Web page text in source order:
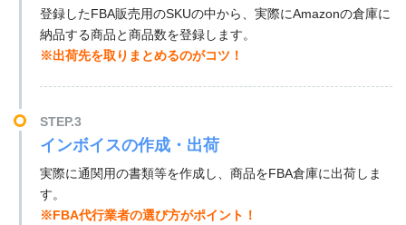
登録したFBA販売用のSKUの中から、実際にAmazonの倉庫に
納品する商品と商品数を登録します。
※出荷先を取りまとめるのがコツ！
STEP.3
インボイスの作成・出荷
実際に通関用の書類等を作成し、商品をFBA倉庫に出荷しま
す。
※FBA代行業者の選び方がポイント！